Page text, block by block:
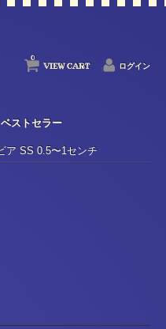
VIEW CART
0
ログイン
ストセラー
ア SS 0.5〜1センチ